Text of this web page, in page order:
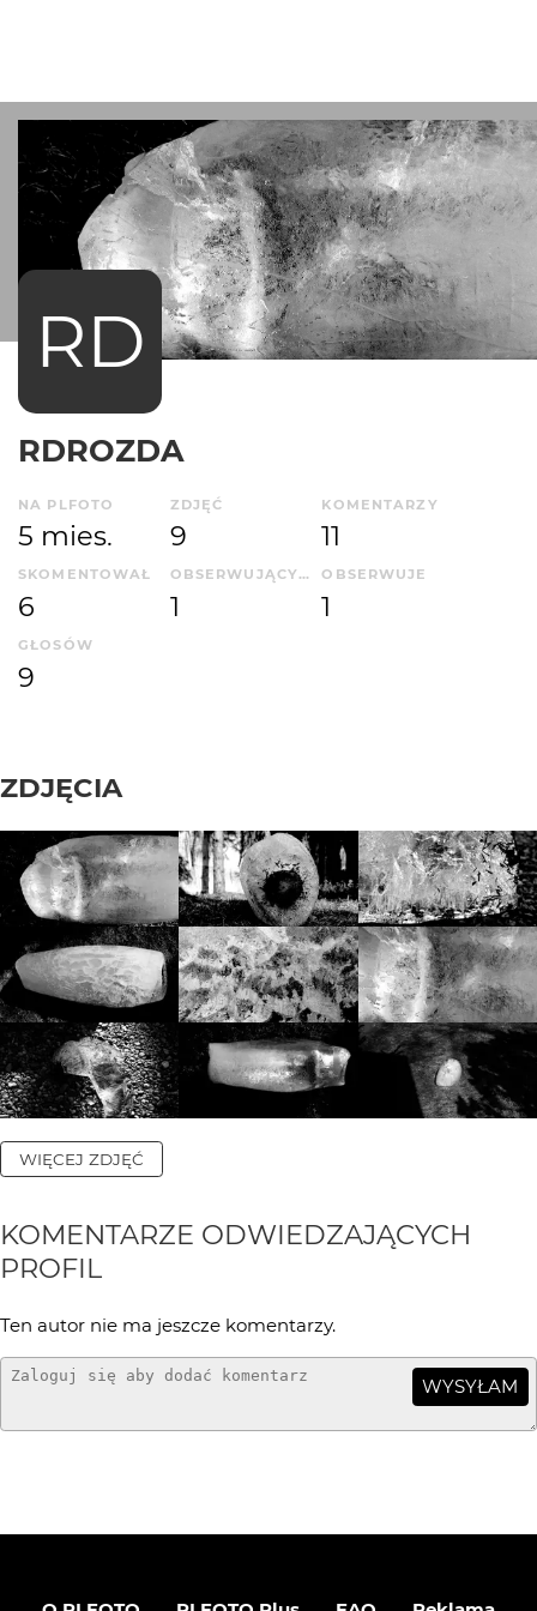
RD
RDROZDA
NA PLFOTO
5 mies.
ZDJĘĆ
9
KOMENTARZY
11
SKOMENTOWAŁ
6
OBSERWUJĄCYCH
1
OBSERWUJE
1
GŁOSÓW
9
ZDJĘCIA
WIĘCEJ ZDJĘĆ
KOMENTARZE ODWIEDZAJĄCYCH
PROFIL
Ten autor nie ma jeszcze komentarzy.
WYSYŁAM